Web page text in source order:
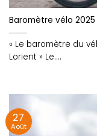
Baromètre vélo
« Le baromètre du
Lorient » Le....
27
Août